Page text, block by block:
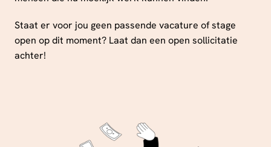
Staat er voor jou geen passende vacature of stage
open op dit moment? Laat dan een open sollicitatie
achter!